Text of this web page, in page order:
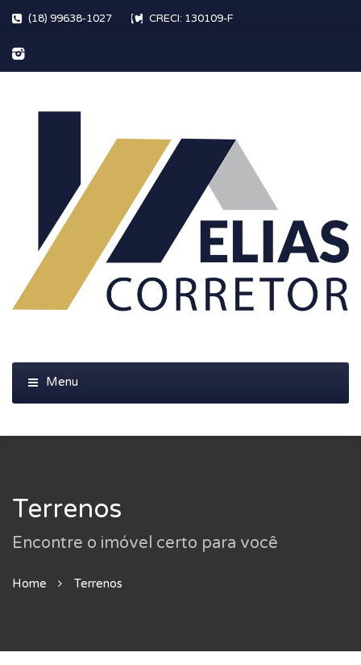
(18) 99638-1027 CRECI: 130109-F
Terrenos
Encontre o imóvel certo para você
Home Terrenos